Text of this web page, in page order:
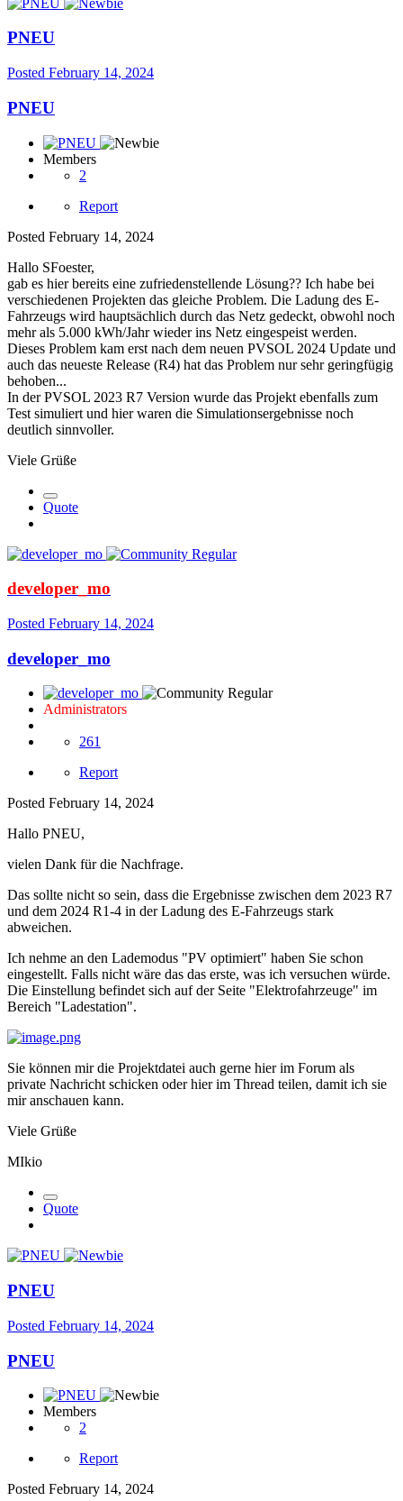
PNEU
Posted February 14, 2024
PNEU
Members
2
Report
Posted February 14, 2024
Hallo SFoester,
gab es hier bereits eine zufriedenstellende Lösung?? Ich habe bei
verschiedenen Projekten das gleiche Problem. Die Ladung des E-
Fahrzeugs wird hauptsächlich durch das Netz gedeckt, obwohl noch
mehr als 5.000 kWh/Jahr wieder ins Netz eingespeist werden.
Dieses Problem kam erst nach dem neuen PVSOL 2024 Update und
auch das neueste Release (R4) hat das Problem nur sehr geringfügig
behoben...
In der PVSOL 2023 R7 Version wurde das Projekt ebenfalls zum
Test simuliert und hier waren die Simulationsergebnisse noch
deutlich sinnvoller.
Viele Grüße
Quote
developer_mo
Posted February 14, 2024
developer_mo
Administrators
261
Report
Posted February 14, 2024
Hallo PNEU,
vielen Dank für die Nachfrage.
Das sollte nicht so sein, dass die Ergebnisse zwischen dem 2023 R7
und dem 2024 R1-4 in der Ladung des E-Fahrzeugs stark
abweichen.
Ich nehme an den Lademodus "PV optimiert" haben Sie schon
eingestellt. Falls nicht wäre das das erste, was ich versuchen würde.
Die Einstellung befindet sich auf der Seite "Elektrofahrzeuge" im
Bereich "Ladestation".
Sie können mir die Projektdatei auch gerne hier im Forum als
private Nachricht schicken oder hier im Thread teilen, damit ich sie
mir anschauen kann.
Viele Grüße
MIkio
Quote
PNEU
Posted February 14, 2024
PNEU
Members
2
Report
Posted February 14, 2024